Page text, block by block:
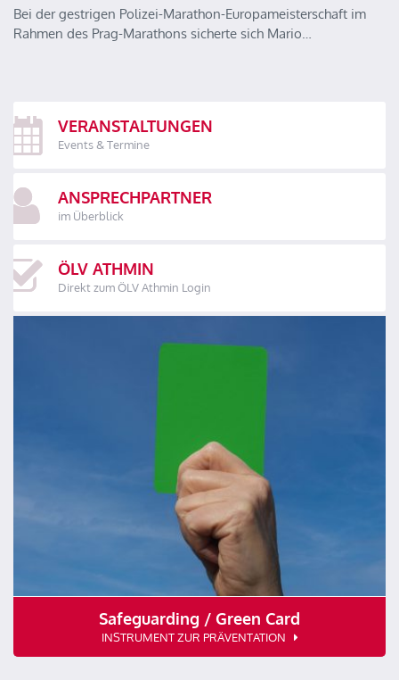
Bei der gestrigen Polizei-Marathon-Europameisterschaft im
Rahmen des Prag-Marathons sicherte sich Mario…
VERANSTALTUNGEN
Events & Termine
ANSPRECHPARTNER
im Überblick
ÖLV ATHMIN
Direkt zum ÖLV Athmin Login
Safeguarding / Green Card
INSTRUMENT ZUR PRÄVENTATION